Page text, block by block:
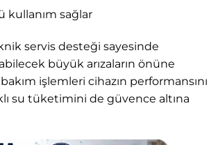
kullanım sağlar
servis desteği sayesinde
büyük arızaların önüne
işlemleri cihazın performansını
su tüketimini de güvence altına